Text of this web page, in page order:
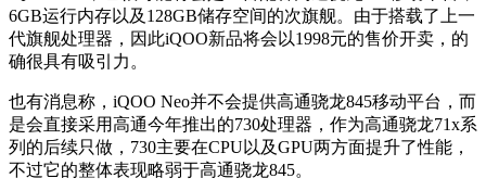
6GB运行内存以及128GB储存空间的次旗舰。由于搭载了上一
代旗舰处理器，因此iQOO新品将会以1998元的售价开卖，的
确很具有吸引力。
也有消息称，iQOO Neo并不会提供高通骁龙845移动平台，而
是会直接采用高通今年推出的730处理器，作为高通骁龙71x系
列的后续只做，730主要在CPU以及GPU两方面提升了性能，
不过它的整体表现略弱于高通骁龙845。